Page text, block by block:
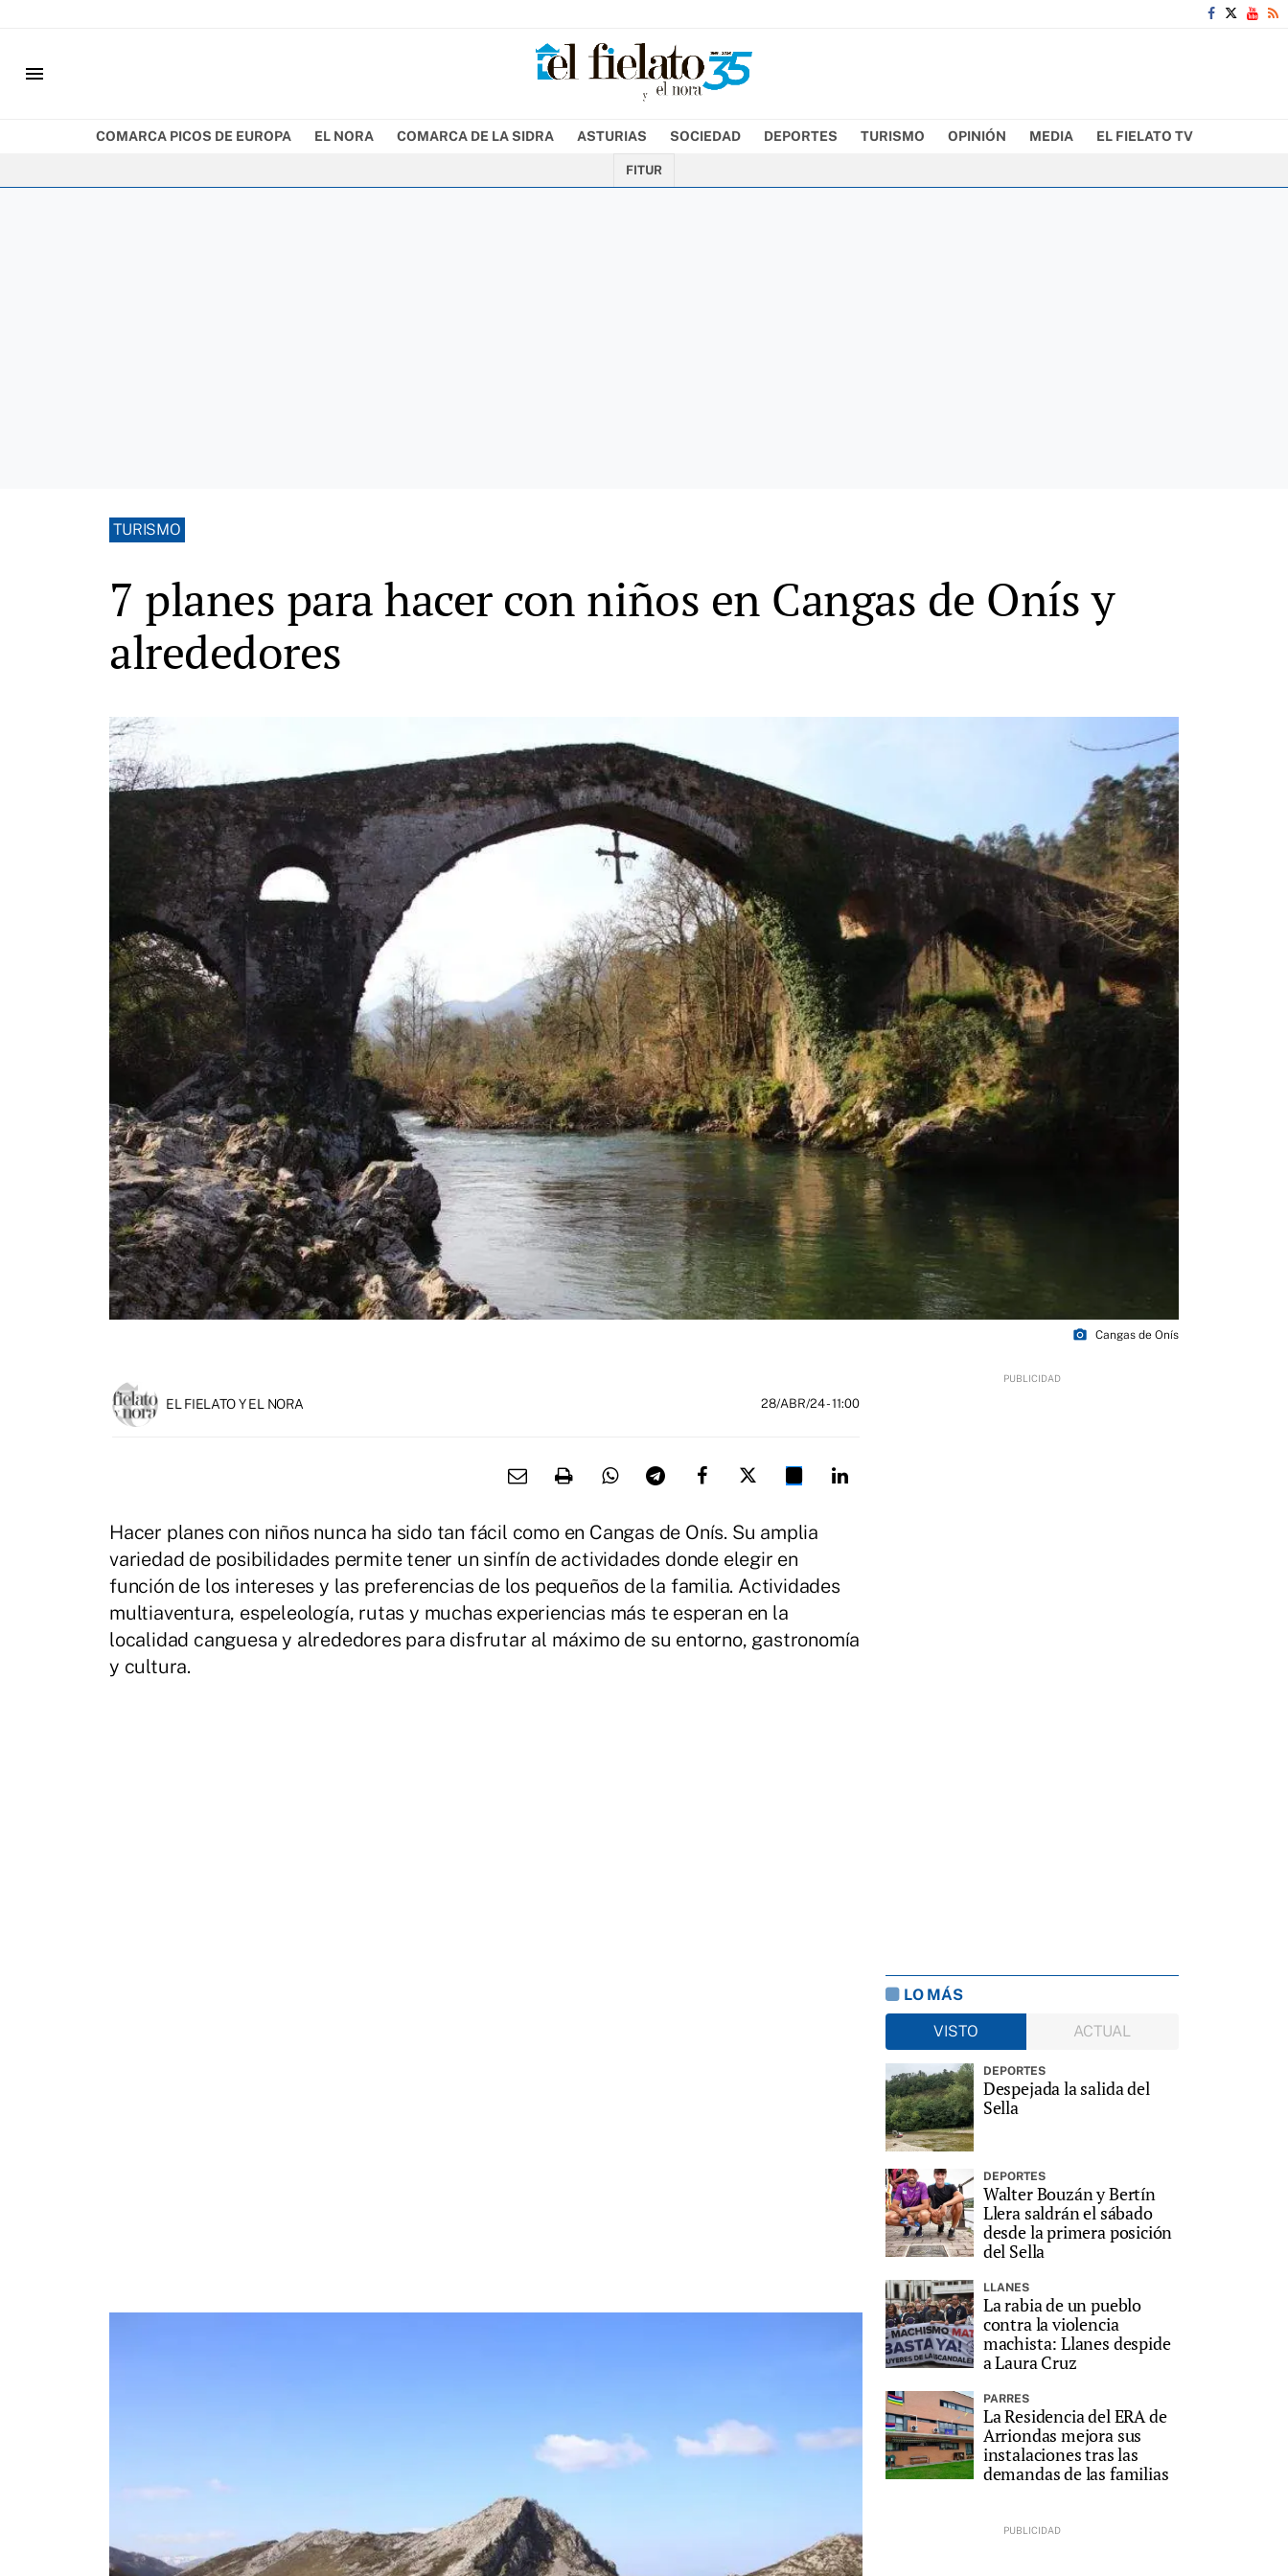
menu
COMARCA PICOS DE EUROPA EL NORA COMARCA DE LA SIDRA ASTURIAS SOCIEDAD DEPORTES TURISMO OPINIÓN MEDIA EL FIELATO TV
FITUR
TURISMO
7 planes para hacer con niños en Cangas de Onís y
alrededores
photo_camera Cangas de Onís
EL FIELATO Y EL NORA 28/ABR/24- 11:00
Hacer planes con niños nunca ha sido tan fácil como en Cangas de Onís. Su amplia
variedad de posibilidades permite tener un sinfín de actividades donde elegir en
función de los intereses y las preferencias de los pequeños de la familia. Actividades
multiaventura, espeleología, rutas y muchas experiencias más te esperan en la
localidad canguesa y alrededores para disfrutar al máximo de su entorno, gastronomía
y cultura.
LO MÁS
VISTO
ACTUAL
DEPORTES
Despejada la salida del
Sella
DEPORTES
Walter Bouzán y Bertín
Llera saldrán el sábado
desde la primera posición
del Sella
LLANES
La rabia de un pueblo
contra la violencia
machista: Llanes despide
a Laura Cruz
PARRES
La Residencia del ERA de
Arriondas mejora sus
instalaciones tras las
demandas de las familias